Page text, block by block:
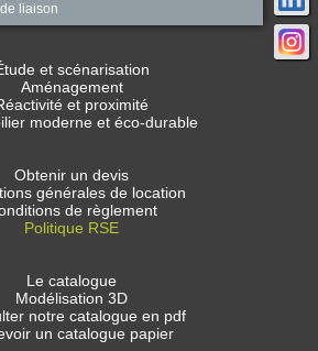
liaison
et scénarisation
Aménagement
et proximité
moderne et éco-durable
Obtenir un devis
générales de location
de règlement
Politique RSE
Le catalogue
Modélisation 3D
notre catalogue en pdf
un catalogue papier